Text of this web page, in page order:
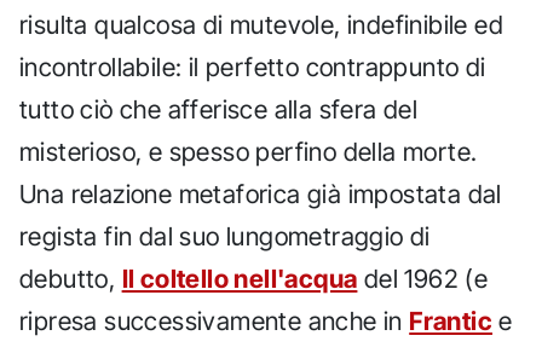
risulta qualcosa di mutevole, indefinibile ed
incontrollabile: il perfetto contrappunto di
tutto ciò che afferisce alla sfera del
misterioso, e spesso perfino della morte.
Una relazione metaforica già impostata dal
regista fin dal suo lungometraggio di
debutto, Il coltello nell'acqua del 1962 (e
ripresa successivamente anche in Frantic e